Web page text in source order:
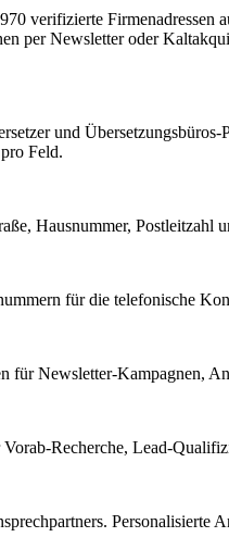
970 verifizierte Firmenadressen
per Newsletter oder
und Übersetzungsbüros-
Feld.
Hausnummer,
für die telefonische
für Newsletter-Kampagnen,
Recherche, Lead-